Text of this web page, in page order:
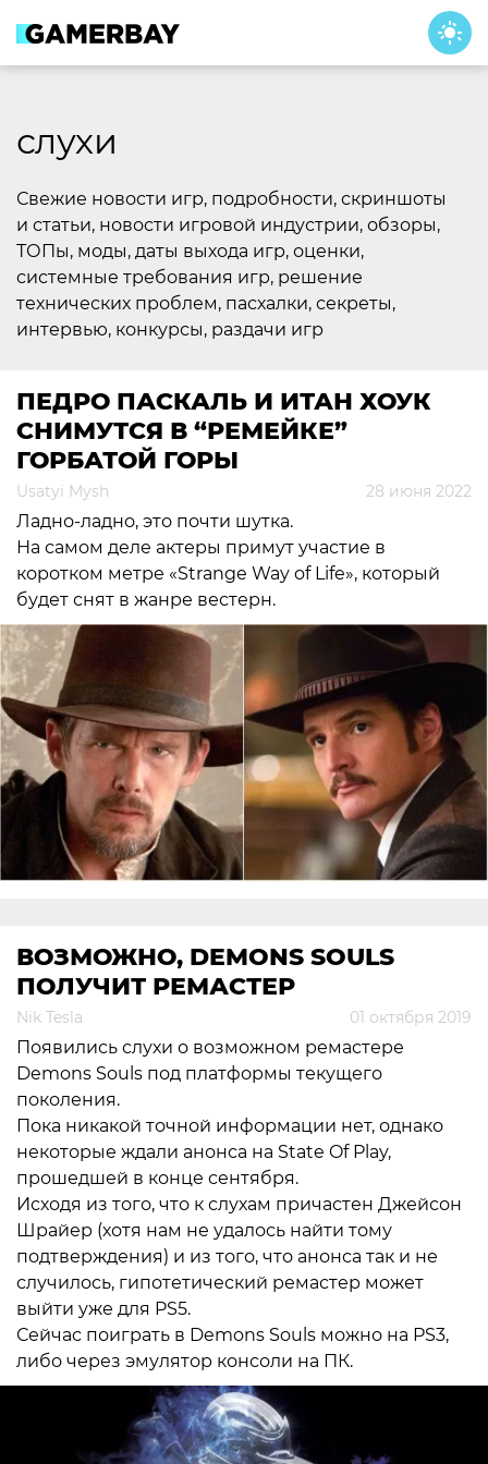
content
слухи
Свежие новости игр, подробности, скриншоты
и статьи, новости игровой индустрии, обзоры,
ТОПы, моды, даты выхода игр, оценки,
системные требования игр, решение
технических проблем, пасхалки, секреты,
интервью, конкурсы, раздачи игр
ПЕДРО ПАСКАЛЬ И ИТАН ХОУК
СНИМУТСЯ В “РЕМЕЙКЕ”
ГОРБАТОЙ ГОРЫ
Usatyi Mysh 28 июня 2022
Ладно-ладно, это почти шутка.
На самом деле актеры примут участие в
коротком метре «Strange Way of Life», который
будет снят в жанре вестерн.
ВОЗМОЖНО, DEMONS SOULS
ПОЛУЧИТ РЕМАСТЕР
Nik Tesla 01 октября 2019
Появились слухи о возможном ремастере
Demons Souls под платформы текущего
поколения.
Пока никакой точной информации нет, однако
некоторые ждали анонса на State Of Play,
прошедшей в конце сентября.
Исходя из того, что к слухам причастен Джейсон
Шрайер (хотя нам не удалось найти тому
подтверждения) и из того, что анонса так и не
случилось, гипотетический ремастер может
выйти уже для PS5.
Сейчас поиграть в Demons Souls можно на PS3,
либо через эмулятор консоли на ПК.